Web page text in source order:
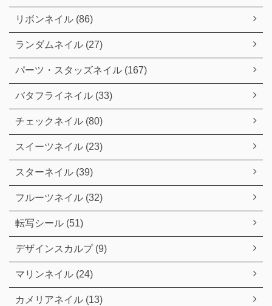
リボンネイル (86)
ランダムネイル (27)
パーツ・スタッズネイル (167)
バタフライネイル (33)
チェックネイル (80)
スイーツネイル (23)
スターネイル (39)
フルーツネイル (32)
転写シール (51)
デザインスカルプ (9)
マリンネイル (24)
カメリアネイル (13)